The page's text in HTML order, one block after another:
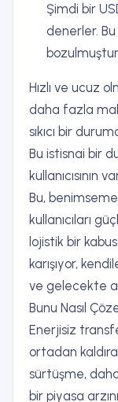
Şimdi bir
denerler.
Hızlı ve ucuz
daha fazla
sıkıcı bir
Bu istisnai bir
kullanıcısının
Bu,
kullanıcıları
lojistik bir
karışıyor,
ve gelecekte
Bunu Nasıl
Enerjisiz
ortadan
sürtüşme,
bir piyasa